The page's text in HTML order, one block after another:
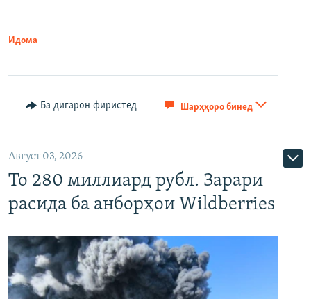
Идома
Ба дигарон фиристед Шарҳҳоро бинед
Август 03, 2026
То 280 миллиард рубл. Зарари
расида ба анборҳои Wildberries